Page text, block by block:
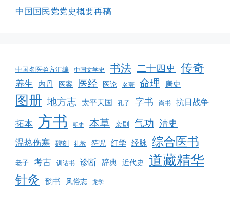
中国国民党党史概要再稿
中国名医验方汇编 中国文学史 书法 二十四史 传奇
养生 内丹 医案 医经 医论 名著 命理 唐史
图册 地方志 太平天国 孔子 字书 尚书 抗日战争
拓本 方书 明史 本草 杂剧 气功 清史
温热伤寒 碑刻 礼教 符咒 红学 经脉 综合医书
老子 考古 训诂书 诊断 辞典 近代史 道藏精华
针灸 韵书 风俗志 龙学